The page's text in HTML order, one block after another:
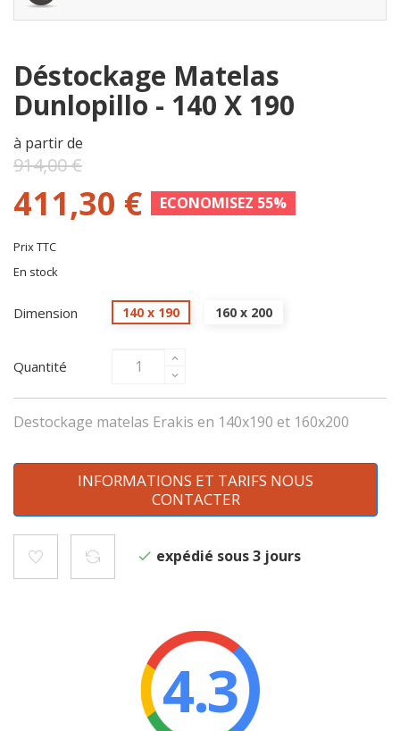
Déstockage Matelas
Dunlopillo - 140 X 190
à partir de
914,00 €
411,30 € ECONOMISEZ 55%
Prix TTC
En stock
Dimension 140 x 190 160 x 200
Quantité
Destockage matelas Erakis en 140x190 et 160x200
INFORMATIONS ET TARIFS NOUS
CONTACTER
expédié sous 3 jours
4.3